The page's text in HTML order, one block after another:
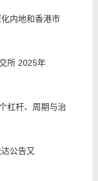
内地和香港市
所 2025年
杠杆、周期与治
公告又